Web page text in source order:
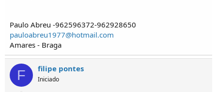
Paulo Abreu -962596372-962928650
pauloabreu1977@hotmail.com
Amares - Braga
F filipe pontes
Iniciado